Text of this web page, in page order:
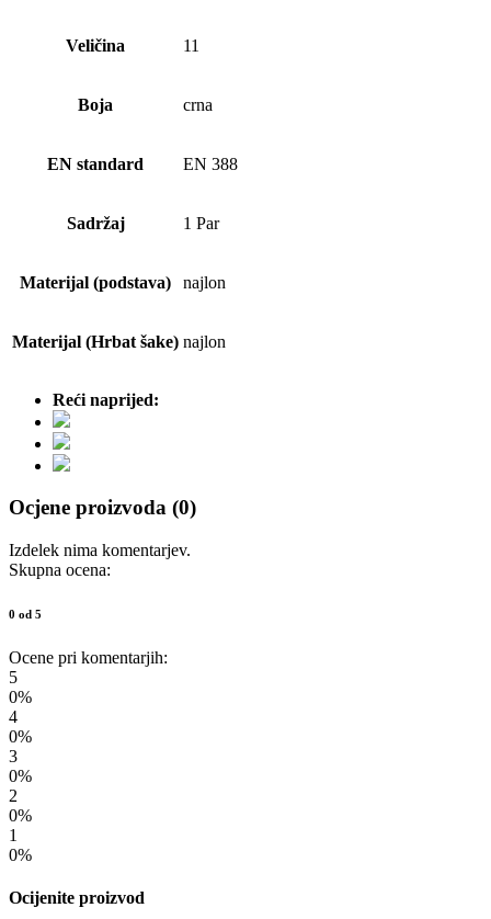
Veličina 11
Boja crna
EN standard EN 388
Sadržaj 1 Par
Materijal (podstava) najlon
Materijal (Hrbat šake) najlon
Reći naprijed:
Ocjene proizvoda (0)
Izdelek nima komentarjev.
Skupna ocena:
0 od 5
Ocene pri komentarjih:
5
0%
4
0%
3
0%
2
0%
1
0%
Ocijenite proizvod